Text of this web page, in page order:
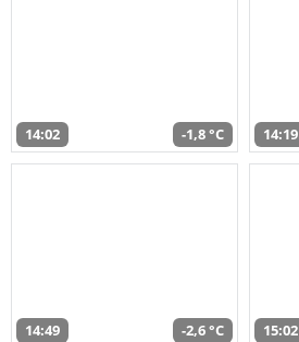
14:02 -1,8 °C 14:19
14:49 -2,6 °C 15:02